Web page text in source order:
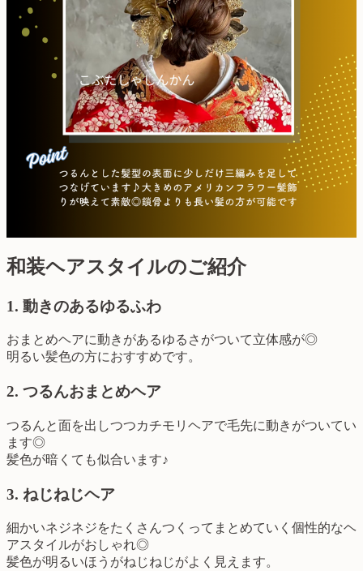
和装ヘアスタイルのご紹介
1. 動きのあるゆるふわ
おまとめヘアに動きがあるゆるさがついて立体感が◎
明るい髪色の方におすすめです。
2. つるんおまとめヘア
つるんと面を出しつつカチモリヘアで毛先に動きがついてい
ます◎
髪色が暗くても似合います♪
3. ねじねじヘア
細かいネジネジをたくさんつくってまとめていく個性的なヘ
アスタイルがおしゃれ◎
髪色が明るいほうがねじねじがよく見えます。